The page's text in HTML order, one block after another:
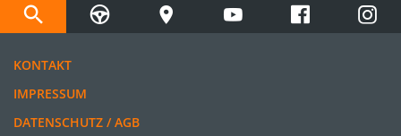
KONTAKT
IMPRESSUM
DATENSCHUTZ / AGB